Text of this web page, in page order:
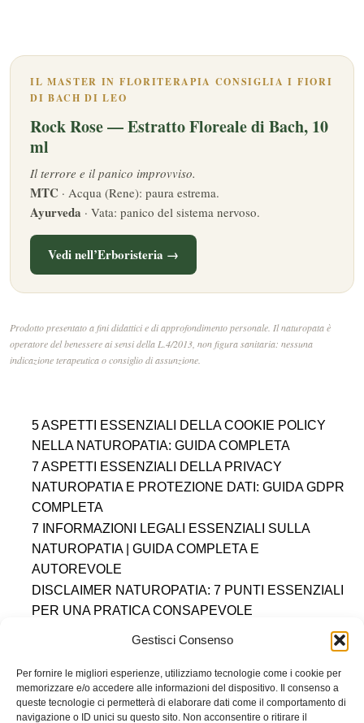
Gestisci Consenso
Per fornire le migliori esperienze, utilizziamo tecnologie come i cookie per
memorizzare e/o accedere alle informazioni del dispositivo. Il consenso a
queste tecnologie ci permetterà di elaborare dati come il comportamento di
navigazione o ID unici su questo sito. Non acconsentire o ritirare il
IL MASTER IN FLORITERAPIA CONSIGLIA I FIORI
DI BACH DI LEO
Rock Rose — Estratto Floreale di Bach, 10
ml
Il terrore e il panico improvviso.
MTC · Acqua (Rene): paura estrema.
Ayurveda · Vata: panico del sistema nervoso.
Vedi nell’Erboristeria →
Prodotto presentato a fini didattici e di approfondimento personale. Il naturopata è
operatore del benessere ai sensi della L.4/2013, non figura sanitaria: nessuna
indicazione terapeutica o consiglio di assunzione.
5 ASPETTI ESSENZIALI DELLA COOKIE POLICY
NELLA NATUROPATIA: GUIDA COMPLETA
7 ASPETTI ESSENZIALI DELLA PRIVACY
NATUROPATIA E PROTEZIONE DATI: GUIDA GDPR
COMPLETA
7 INFORMAZIONI LEGALI ESSENZIALI SULLA
NATUROPATIA | GUIDA COMPLETA E
AUTOREVOLE
DISCLAIMER NATUROPATIA: 7 PUNTI ESSENZIALI
PER UNA PRATICA CONSAPEVOLE
IMPRINT
DISCONOSCIMENTO
Accademia Ippocrate S.R.L.
Sede Legale: Via Paganino da Sarzana 4b — 19038 Sarzana (SP)